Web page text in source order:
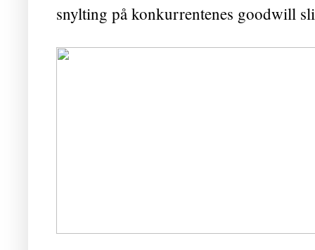
snylting på konkurrentenes goodwill